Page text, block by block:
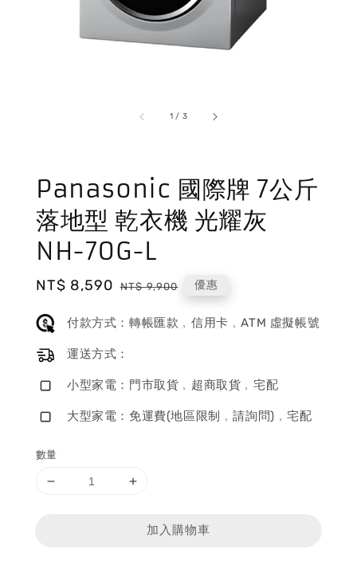
1 / 3
Panasonic 國際牌 7公斤
落地型 乾衣機 光耀灰
NH-70G-L
Sale
NT$ 8,590 Regular
NT$ 9,900 優惠
付款方式：轉帳匯款﹐信用卡﹐ATM 虛擬帳號
運送方式：
小型家電：門市取貨﹐超商取貨﹐宅配
大型家電：免運費(地區限制﹐請詢問)﹐宅配
數量
加入購物車